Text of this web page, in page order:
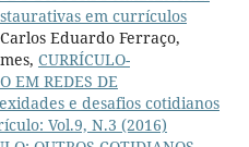
em currículos
Eduardo Ferraço,
CURRÍCULO-
EM REDES DE
e desafios cotidianos
Vol.9, N.3 (2016)